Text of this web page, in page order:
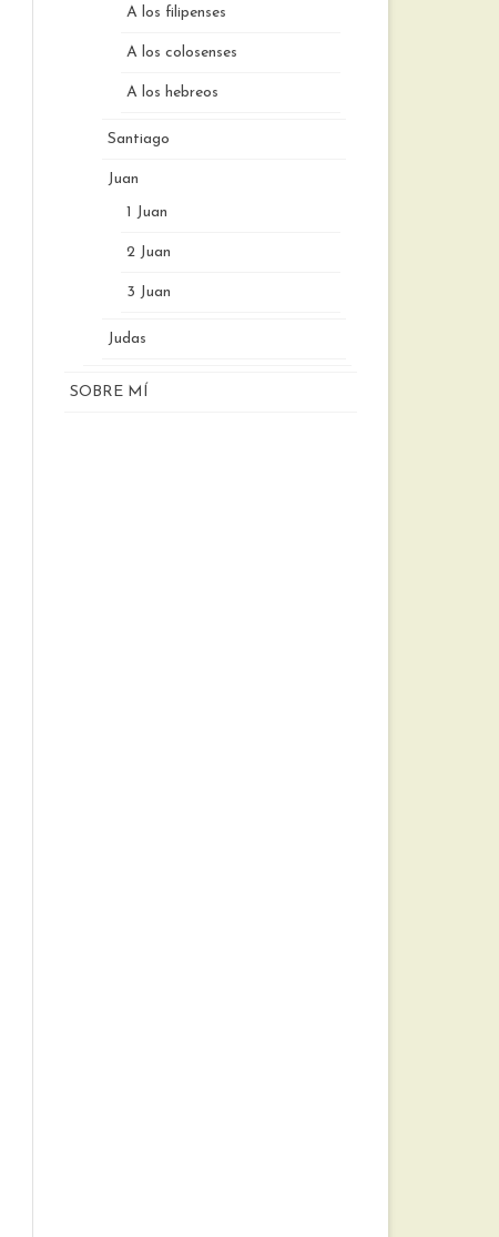
A los filipenses
A los colosenses
A los hebreos
Santiago
Juan
1 Juan
2 Juan
3 Juan
Judas
SOBRE MÍ